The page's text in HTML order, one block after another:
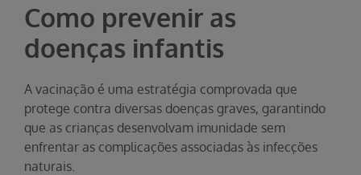
Como prevenir as
doenças infantis
A vacinação é uma estratégia comprovada que
protege contra diversas doenças graves, garantindo
que as crianças desenvolvam imunidade sem
enfrentar as complicações associadas às infecções
naturais.